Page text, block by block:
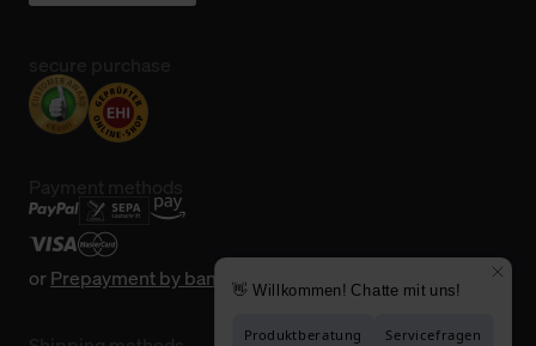
orPrepayment by bank transfer